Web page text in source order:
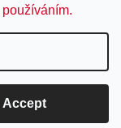
Accept
reserved.